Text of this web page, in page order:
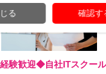
験歓迎◆自社ITスクー
る 確認す